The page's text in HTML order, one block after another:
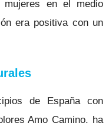
en el medio
era positiva con un
de España con
Amo Camino, ha